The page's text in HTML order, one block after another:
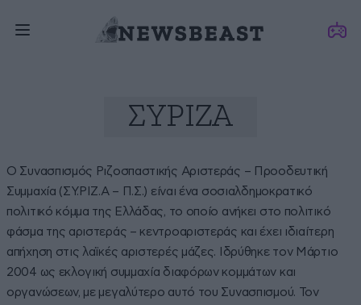
ΣΥΡΙΖΑ
Ο Συνασπισμός Ριζοσπαστικής Αριστεράς – Προοδευτική
Συμμαχία (ΣΥ.ΡΙΖ.Α – Π.Σ.) είναι ένα σοσιαλδημοκρατικό
πολιτικό κόμμα της Ελλάδας, το οποίο ανήκει στο πολιτικό
φάσμα της αριστεράς – κεντροαριστεράς και έχει ιδιαίτερη
απήχηση στις λαϊκές αριστερές μάζες. Ιδρύθηκε τον Μάρτιο
2004 ως εκλογική συμμαχία διαφόρων κομμάτων και
οργανώσεων, με μεγαλύτερο αυτό του Συνασπισμού. Τον